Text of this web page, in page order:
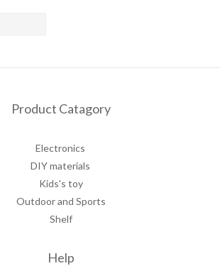
Product Catagory
Electronics
DIY materials
Kids's toy
Outdoor and Sports
Shelf
Help